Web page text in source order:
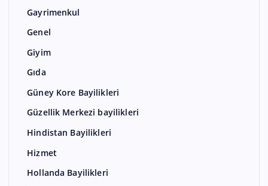
Gayrimenkul
Genel
Giyim
Gıda
Güney Kore Bayilikleri
Güzellik Merkezi bayilikleri
Hindistan Bayilikleri
Hizmet
Hollanda Bayilikleri